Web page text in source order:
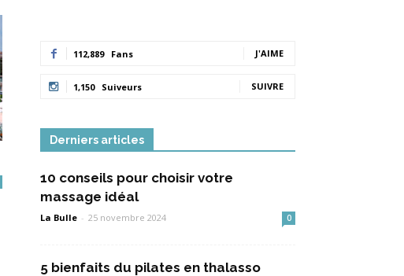
112,889 Fans J'AIME
1,150 Suiveurs SUIVRE
Derniers articles
10 conseils pour choisir votre
massage idéal
La Bulle - 25 novembre 2024 0
5 bienfaits du pilates en thalasso